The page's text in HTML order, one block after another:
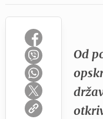
Od